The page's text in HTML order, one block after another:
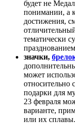
будет не
понимании, а
достижения,
тематически
значки,
может
относительно
подарки для
23 февраля
варианте,
или их сплавы.